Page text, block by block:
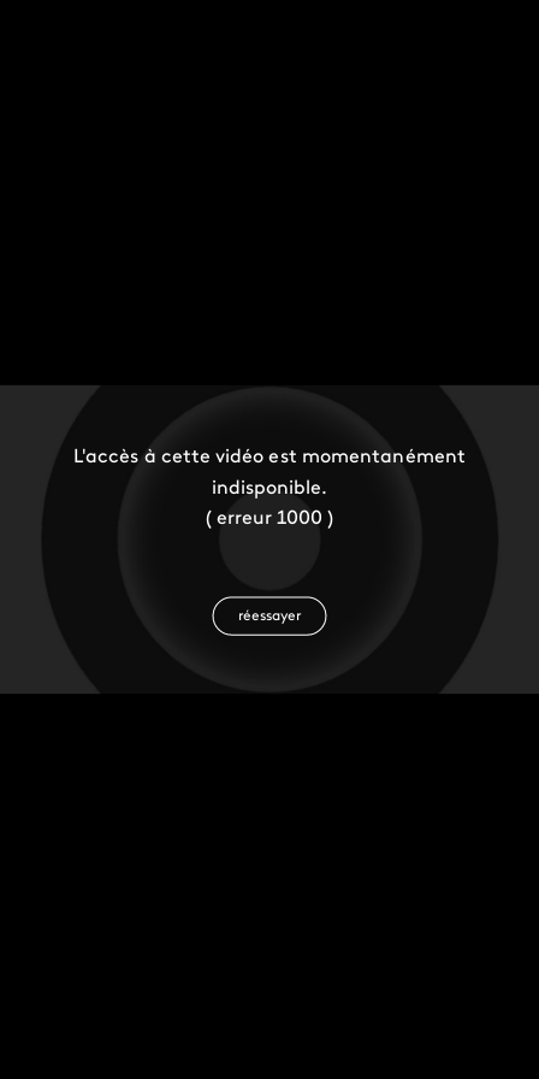
L'accès à cette vidéo est momentanément
indisponible.
( erreur 1000 )
réessayer